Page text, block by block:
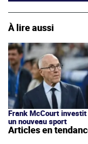
À lire aussi
Frank McCourt investit
un nouveau sport
Articles en